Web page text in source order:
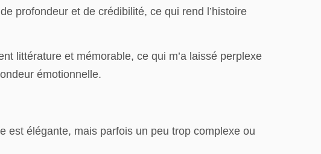
profondeur et de crédibilité, ce qui rend l’histoire
littérature et mémorable, ce qui m’a laissé perplexe
émotionnelle.
est élégante, mais parfois un peu trop complexe ou